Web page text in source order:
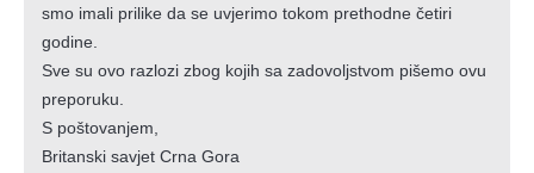
smo imali prilike da se uvjerimo tokom prethodne četiri
godine.
Sve su ovo razlozi zbog kojih sa zadovoljstvom pišemo ovu
preporuku.
S poštovanjem,
Britanski savjet Crna Gora